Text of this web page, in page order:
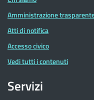
Amministrazione
Atti di notifica
Accesso civico
Vedi tutti i contenuti
Servizi